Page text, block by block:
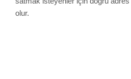
olur.